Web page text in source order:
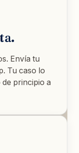
Envía tu
Tu caso lo
principio a